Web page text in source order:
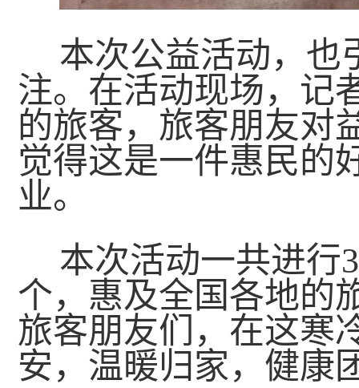
本次公益活动，也
注。在活动现场，记
的旅客，旅客朋友对
觉得这是一件惠民的
业。
本次活动一共进行
个，惠及全国各地的
旅客朋友们，在这寒
安，温暖归家，健康